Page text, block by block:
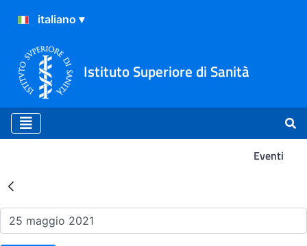
Istituto Superiore di Sanità
Eventi
Risultati della Ricerca -